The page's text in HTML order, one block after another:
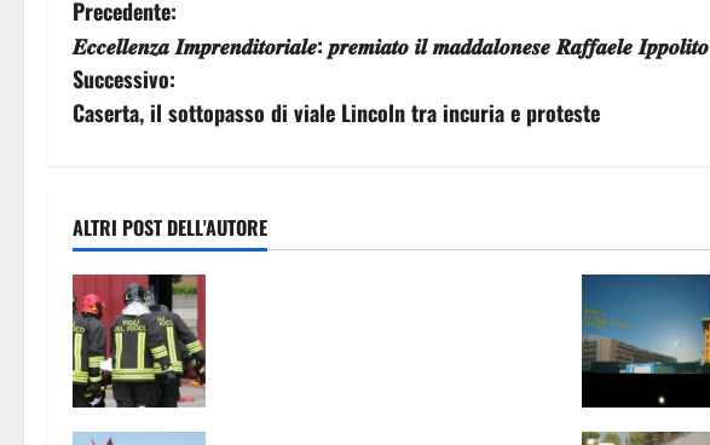
N
a
v
g
a
z
i
o
Precedente:
𝑬𝒄𝒄𝒆𝒍𝒍𝒆𝒏𝒛𝒂 𝑰𝒎𝒑𝒓𝒆𝒏𝒅𝒊𝒕𝒐𝒓𝒊𝒂𝒍𝒆: 𝒑𝒓𝒆𝒎𝒊𝒂𝒕𝒐 𝒊𝒍 𝒎𝒂𝒅𝒅𝒂𝒍𝒐𝒏𝒆𝒔𝒆 𝑹𝒂𝒇𝒇𝒂𝒆𝒍𝒆 𝑰𝒑𝒑𝒐𝒍𝒊𝒕𝒐
Successivo:
Caserta, il sottopasso di viale Lincoln tra incuria e proteste
ALTRI POST DELL'AUTORE